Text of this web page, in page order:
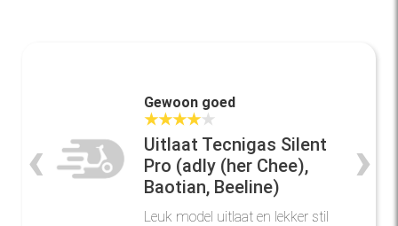
Gewoon goed
★★★★★
Uitlaat Tecnigas Silent
Pro (adly (her Chee),
Baotian, Beeline)
Leuk model uitlaat en lekker stil
‹ ›